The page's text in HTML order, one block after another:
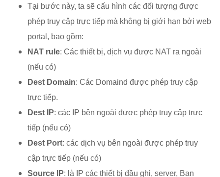
Tại bước này, ta sẽ cấu hình các đối tượng được
phép truy cập trực tiếp mà không bị giới hạn bởi web
portal, bao gồm:
NAT rule: Các thiết bị, dịch vụ được NAT ra ngoài
(nếu có)
Dest Domain: Các Domaind được phép truy cập
trực tiếp.
Dest IP: các IP bên ngoài được phép truy cập trực
tiếp (nếu có)
Dest Port: các dịch vụ bên ngoài được phép truy
cập trực tiếp (nếu có)
Source IP: là IP các thiết bị đầu ghi, server, Ban